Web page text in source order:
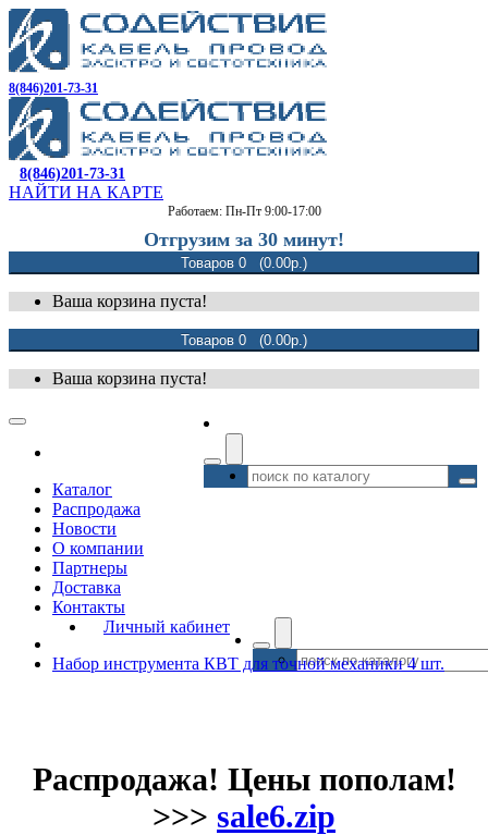
8(846)201-73-31
8(846)201-73-31
НАЙТИ НА КАРТЕ
Работаем: Пн-Пт 9:00-17:00
Отгрузим за 30 минут!
Товаров 0 (0.00р.)
Ваша корзина пуста!
Товаров 0 (0.00р.)
Ваша корзина пуста!
Каталог
Распродажа
Новости
О компании
Партнеры
Доставка
Контакты
Личный кабинет
Набор инструмента КВТ для точной механики 4 шт.
Распродажа! Цены пополам!
>>> sale6.zip